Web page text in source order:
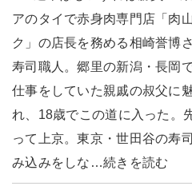
アのタイで赤身肉専門店「肉
ク」の店長を務める相崎誉博
寿司職人。郷里の新潟・長岡
仕事をしていた親戚の叔父に
れ、18歳でこの道に入った。
って上京。東京・世田谷の寿
み込みをしな…続きを読む